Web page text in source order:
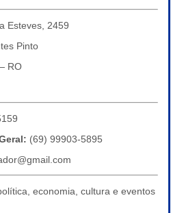
Esteves, 2459
Pinto
RO
(69) 99903-5895
economia, cultura e eventos